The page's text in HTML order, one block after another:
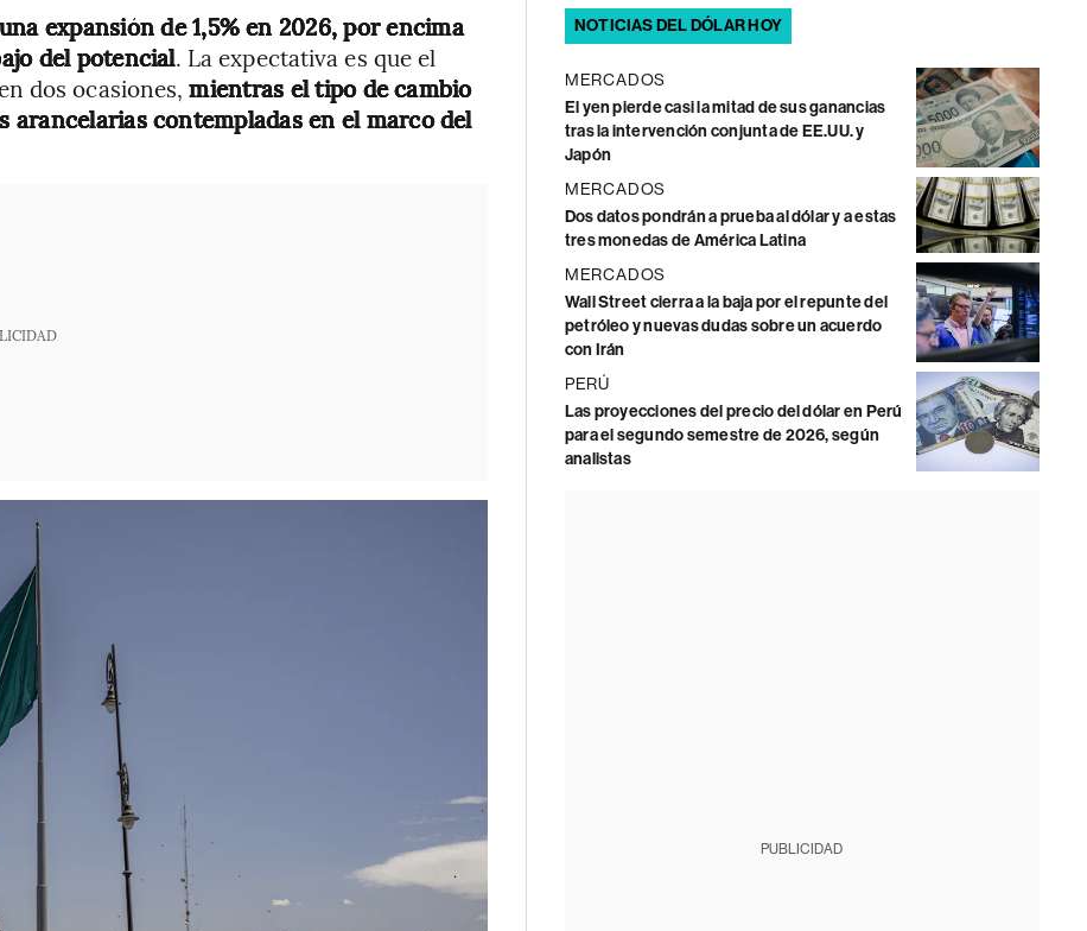
expansión de 1,5% en 2026, por encima
del potencial. La expectativa es que el
dos ocasiones,mientras el tipo de cambio
arancelarias contempladas en el marco del
NOTICIAS DEL DÓLAR HOY
MERCADOS
El yen pierde casi la mitad de sus ganancias
tras la intervención conjunta de EE.UU. y
Japón
MERCADOS
Dos datos pondrán a prueba al dólar y a estas
tres monedas de América Latina
MERCADOS
Wall Street cierra a la baja por el repunte del
petróleo y nuevas dudas sobre un acuerdo
con Irán
PERÚ
Las proyecciones del precio del dólar en Perú
para el segundo semestre de 2026, según
analistas
PUBLICIDAD